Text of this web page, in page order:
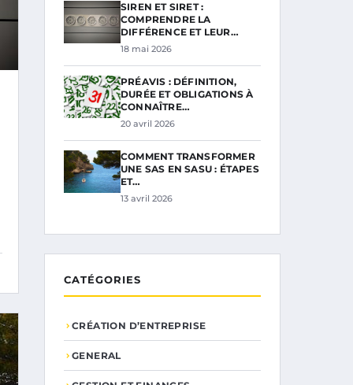
SIREN ET SIRET :
COMPRENDRE LA
DIFFÉRENCE ET LEUR…
18 mai 2026
PRÉAVIS : DÉFINITION,
DURÉE ET OBLIGATIONS À
CONNAÎTRE…
20 avril 2026
COMMENT TRANSFORMER
UNE SAS EN SASU : ÉTAPES
ET…
13 avril 2026
CATÉGORIES
CRÉATION D’ENTREPRISE
GENERAL